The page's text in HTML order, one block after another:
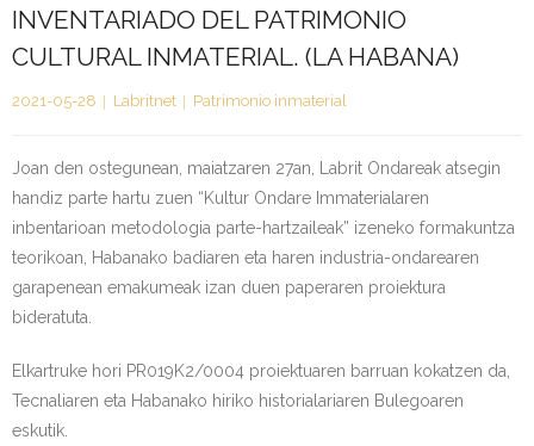
Kontaktua | Contacto
INVENTARIADO DEL PATRIMONIO
CULTURAL INMATERIAL. (LA HABANA)
2021-05-28 Labritnet Patrimonio inmaterial
Joan den ostegunean, maiatzaren 27an, Labrit Ondareak atsegin
handiz parte hartu zuen “Kultur Ondare Immaterialaren
inbentarioan metodologia parte-hartzaileak” izeneko formakuntza
teorikoan, Habanako badiaren eta haren industria-ondarearen
garapenean emakumeak izan duen paperaren proiektura
bideratuta.
Elkartruke hori PR019K2/0004 proiektuaren barruan kokatzen da,
Tecnaliaren eta Habanako hiriko historialariaren Bulegoaren
eskutik.